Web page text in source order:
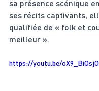
sa présence scénique
ses récits captivants,
qualifiée de « folk et
meilleur ».
https://youtu.be/